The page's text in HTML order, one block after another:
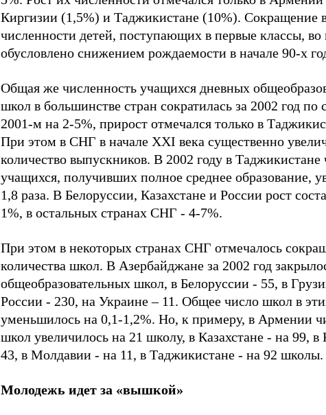
Киргизии (1,5%) и Таджикистане (10%). Сокращение
численности детей, поступающих в первые классы,
обусловлено снижением рождаемости в начале 90-х
Общая же численность учащихся дневных
школ в большинстве стран сократилась за 2002 год по
2001-м на 2-5%, прирост отмечался только в
При этом в СНГ в начале XXI века существенно
количество выпускников. В 2002 году в Таджикистане
учащихся, получивших полное среднее образование,
1,8 раза. В Белоруссии, Казахстане и России рост
1%, в остальных странах СНГ - 4-7%.
При этом в некоторых странах СНГ отмечалось
количества школ. В Азербайджане за 2002 год
общеобразовательных школ, в Белоруссии - 55, в
России - 230, на Украине – 11. Общее число школ в
уменьшилось на 0,1-1,2%. Но, к примеру, в Армении
школ увеличилось на 21 школу, в Казахстане - на 99, в
43, в Молдавии - на 11, в Таджикистане - на 92 школы.
Молодежь идет за «вышкой»